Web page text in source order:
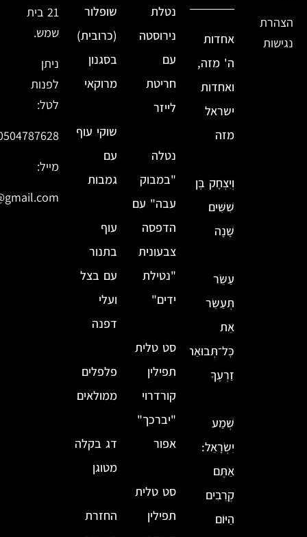
הצהרת
נגישות
אחדות
ה' מזה,
ואחדות
ישראל
מזה
וְיִצְחָק בֶּן
שִׁשִּׁים
שָׁנָה
עַשֵּׂר
תְּעַשֵּׂר
אֵת
כׇּל־תְּבוּאַת
זַרְעֶךָ
שְׁמַע
יִשְׂרָאֵל:
אַתֶּם
קְרֵבִים
הַיּוֹם
נטלת
נירוסטה
עם
חריטת
לייזר
נטלה
"במבוק
עבה" עם
הדפסה
צבעונית
"נטילת
ידים"
סט טלית
תפילין
קורדרוי
"יברכך"
אפור
סט טלית
תפילין
שופלור
(כרובית)
בסגנון
מרוקאי
שוקי עוף
עם
גמבות
עוף
בתנור
עם בצל
ועלי
דפנה
פלפלים
ממולאים
דג בקלה
מטוגן
החזרת
21 בית
שמש.
ניתן
לפנות
לטל:
מייל: